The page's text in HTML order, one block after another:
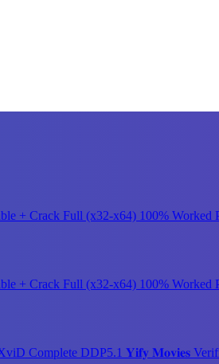
+ Crack Full (x32-x64) 100% Worked
+ Crack Full (x32-x64) 100% Worked
Complete DDP5.1 𝐘𝐢𝐟𝐲 𝐌𝐨𝐯𝐢𝐞𝐬